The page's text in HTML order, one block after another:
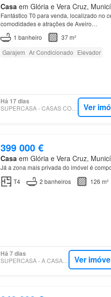
Casa em Glória e Vera Cruz,
Fantástico T0 para venda, localizado no
comodidades e atrações de Aveiro…
1 banheiro
37 m²
Garajem Ar Condicionado Elevador
Há 17 dias
SUPERCASA - CASAS COM A LOPES, LDA Ver
399 000 €
Casa em Glória e Vera Cruz,
Já a zona mais privada do imóvel é
T4
2 banheiros 126 m²
Há 7 dias
SUPERCASA - A CASA DA JOANA® Ver